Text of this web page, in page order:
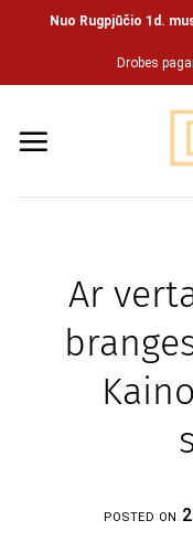
Nuo Rugpjūčio 1d.
Drobes
Ar
POSTED ON